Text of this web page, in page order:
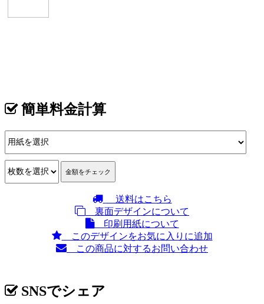
簡単料金計算
送料はこちら
裏面デザインについて
印刷用紙について
このデザインをお気に入りに追加
この商品に対するお問い合わせ
SNSでシェア